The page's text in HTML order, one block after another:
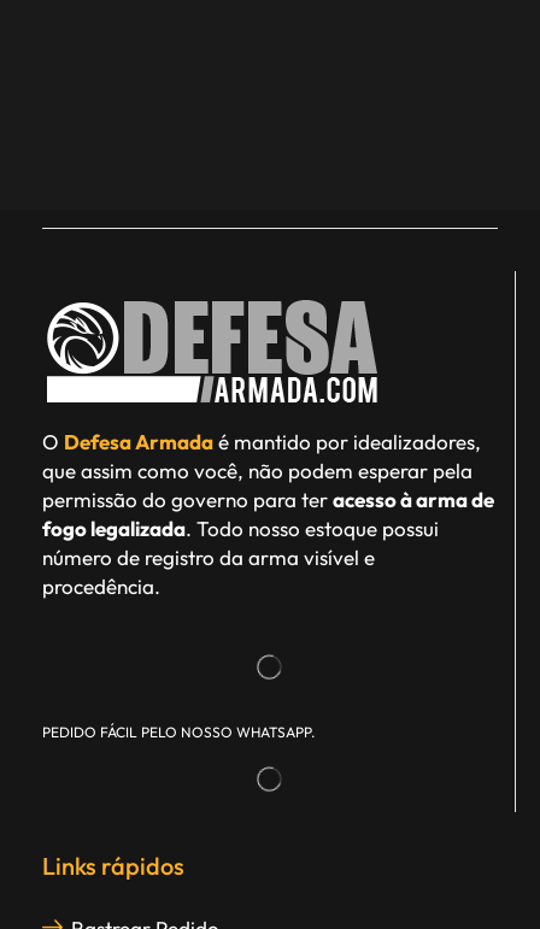
O Defesa Armadaé mantido por idealizadores,
que assim como você, não podem esperar pela
permissão do governo para teracesso à arma de
fogo legalizada. Todo nosso estoque possui
número de registro da arma visível e
procedência.
PEDIDO FÁCIL PELO NOSSO WHATSAPP.
Links rápidos